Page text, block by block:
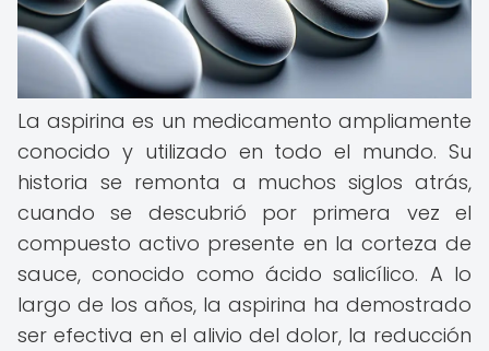
La aspirina es un medicamento ampliamente
conocido y utilizado en todo el mundo. Su
historia se remonta a muchos siglos atrás,
cuando se descubrió por primera vez el
compuesto activo presente en la corteza de
sauce, conocido como ácido salicílico. A lo
largo de los años, la aspirina ha demostrado
ser efectiva en el alivio del dolor, la reducción